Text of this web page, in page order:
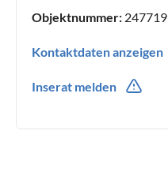
Objektnummer: 247719
Kontaktdaten anzeigen
Inserat melden